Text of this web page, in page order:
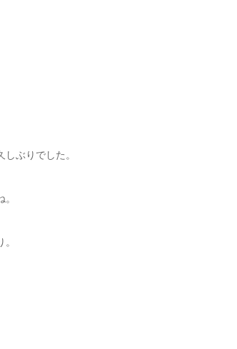
ぶりでした。